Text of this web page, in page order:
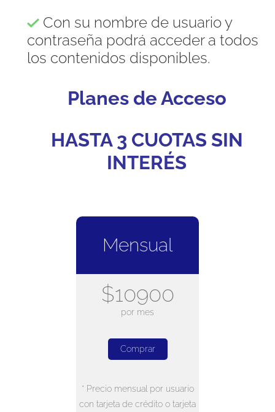
Con su nombre de usuario y
contraseña podrá acceder a todos
los contenidos disponibles.
Planes de Acceso
HASTA 3 CUOTAS SIN
INTERÉS
Mensual
$10900
por mes
Comprar
* Precio mensual por usuario
con tarjeta de crédito o tarjeta